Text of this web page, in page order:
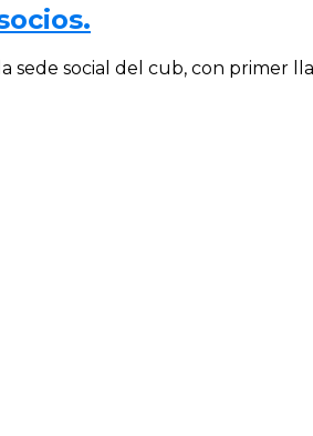
sede social del cub, con primer